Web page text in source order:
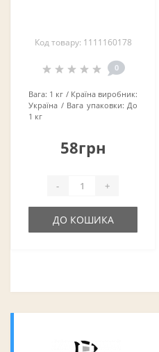
Код товару: 1111160178
0
Вага: 1 кг
Країна виробник:
Україна
Вага упаковки: До
1 кг
58грн
- +
ДО КОШИКА